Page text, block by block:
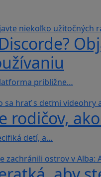
približne…
rodičov,
detí, a…